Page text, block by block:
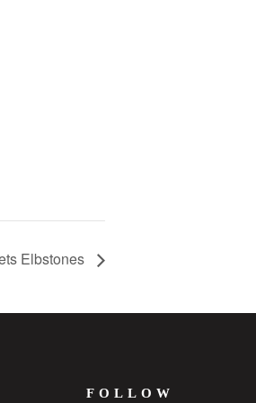
Elbstones
FOLLOW